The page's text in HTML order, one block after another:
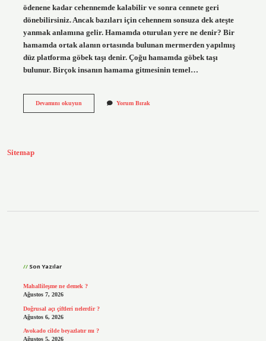
ödenene kadar cehennemde kalabilir ve sonra cennete geri
dönebilirsiniz. Ancak bazıları için cehennem sonsuza dek ateşte
yanmak anlamına gelir. Hamamda oturulan yere ne denir? Bir
hamamda ortak alanın ortasında bulunan mermerden yapılmış
düz platforma göbek taşı denir. Çoğu hamamda göbek taşı
bulunur. Birçok insanın hamama gitmesinin temel…
Devamını okuyunHamamda
Yorum Bırak
Sitemap
Son Yazılar
Mahallileşme ne demek ?
Ağustos 7, 2026
Doğrusal açı çiftleri nelerdir ?
Ağustos 6, 2026
Avokado cilde beyazlatır mı ?
Ağustos 5, 2026